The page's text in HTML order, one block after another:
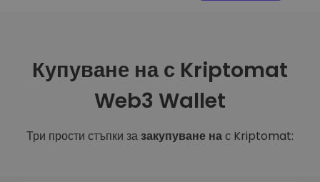
Купуване на с Kriptomat
Web3 Wallet
Три прости стъпки зазакупуване нас Kriptomat: